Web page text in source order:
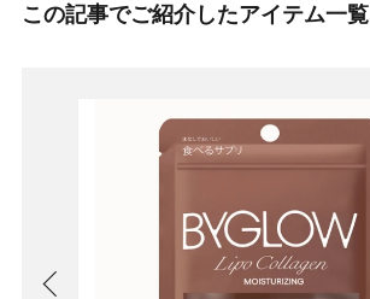
この記事でご紹介したアイテム一覧